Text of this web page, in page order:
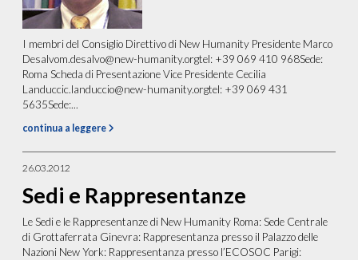
I membri del Consiglio Direttivo di New Humanity Presidente Marco
Desalvom.desalvo@new-humanity.orgtel: +39 069 410 968Sede:
Roma Scheda di Presentazione Vice Presidente Cecilia
Landuccic.landuccio@new-humanity.orgtel: +39 069 431
5635Sede:...
continua a leggere
26.03.2012
Sedi e Rappresentanze
Le Sedi e le Rappresentanze di New Humanity Roma: Sede Centrale
di Grottaferrata Ginevra: Rappresentanza presso il Palazzo delle
Nazioni New York: Rappresentanza presso l’ECOSOC Parigi: